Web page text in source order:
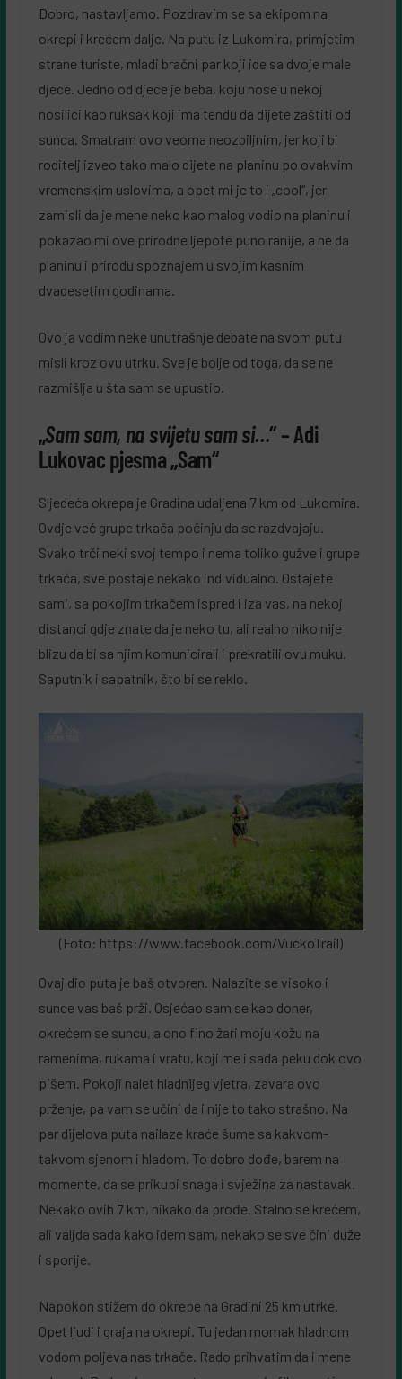
Dobro, nastavljamo. Pozdravim se sa ekipom na
okrepi i krećem dalje. Na putu iz Lukomira, primjetim
strane turiste, mladi bračni par koji ide sa dvoje male
djece. Jedno od djece je beba, koju nose u nekoj
nosilici kao ruksak koji ima tendu da dijete zaštiti od
sunca. Smatram ovo veoma neozbiljnim, jer koji bi
roditelj izveo tako malo dijete na planinu po ovakvim
vremenskim uslovima, a opet mi je to i „cool“, jer
zamisli da je mene neko kao malog vodio na planinu i
pokazao mi ove prirodne ljepote puno ranije, a ne da
planinu i prirodu spoznajem u svojim kasnim
dvadesetim godinama.
Ovo ja vodim neke unutrašnje debate na svom putu
misli kroz ovu utrku. Sve je bolje od toga, da se ne
razmišlja u šta sam se upustio.
„Sam sam, na svijetu sam si…“ – Adi
Lukovac pjesma „Sam“
Sljedeća okrepa je Gradina udaljena 7 km od Lukomira.
Ovdje već grupe trkača počinju da se razdvajaju.
Svako trči neki svoj tempo i nema toliko gužve i grupe
trkača, sve postaje nekako individualno. Ostajete
sami, sa pokojim trkačem ispred i iza vas, na nekoj
distanci gdje znate da je neko tu, ali realno niko nije
blizu da bi sa njim komunicirali i prekratili ovu muku.
Saputnik i sapatnik, što bi se reklo.
(Foto: https://www.facebook.com/VuckoTrail)
Ovaj dio puta je baš otvoren. Nalazite se visoko i
sunce vas baš prži. Osjećao sam se kao doner,
okrećem se suncu, a ono fino žari moju kožu na
ramenima, rukama i vratu, koji me i sada peku dok ovo
pišem. Pokoji nalet hladnijeg vjetra, zavara ovo
prženje, pa vam se učini da i nije to tako strašno. Na
par dijelova puta nailaze kraće šume sa kakvom-
takvom sjenom i hladom. To dobro dođe, barem na
momente, da se prikupi snaga i svježina za nastavak.
Nekako ovih 7 km, nikako da prođe. Stalno se krećem,
ali valjda sada kako idem sam, nekako se sve čini duže
i sporije.
Napokon stižem do okrepe na Gradini 25 km utrke.
Opet ljudi i graja na okrepi. Tu jedan momak hladnom
vodom poljeva nas trkače. Rado prihvatim da i mene